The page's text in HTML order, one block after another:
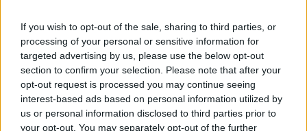
If you wish to opt-out of the sale, sharing to third parties, or
processing of your personal or sensitive information for
targeted advertising by us, please use the below opt-out
section to confirm your selection. Please note that after your
opt-out request is processed you may continue seeing
interest-based ads based on personal information utilized by
us or personal information disclosed to third parties prior to
your opt-out. You may separately opt-out of the further
Vrhe, v katastrski občini 0847 Vrhe, skupna vrednost
investicije znaša 6.445.573,04 EUR z DDV do konca leta
2027.